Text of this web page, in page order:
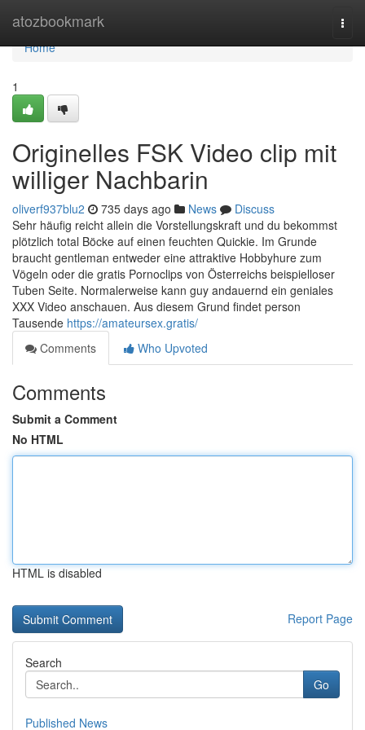
atozbookmark
Home
Home
1
Originelles FSK Video clip mit
williger Nachbarin
oliverf937blu2 735 days ago News
Discuss
Sehr häufig reicht allein die Vorstellungskraft und du bekommst
plötzlich total Böcke auf einen feuchten Quickie. Im Grunde
braucht gentleman entweder eine attraktive Hobbyhure zum
Vögeln oder die gratis Pornoclips von Österreichs beispielloser
Tuben Seite. Normalerweise kann guy andauernd ein geniales
XXX Video anschauen. Aus diesem Grund findet person
Tausende https://amateursex.gratis/
Comments
Who Upvoted
Comments
Submit a Comment
No HTML
HTML is disabled
Report Page
Search
Go
Published News